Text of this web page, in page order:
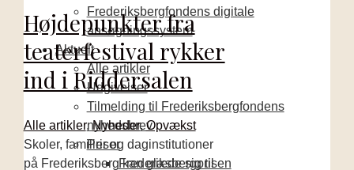
Frederiksbergfondens digitale
ansøgningssystem
Aktuelt
Alle artikler
Udgivelser
Tilmelding til Frederiksbergfondens
nyhedsbrev
Priser
Frederiksbergprisen
Højdepunkter fra
teaterfestival rykker
ind i Riddersalen
Alle artikler,Nyheder,Opvækst
Skoler, familier og daginstitutioner
på Frederiksberg kan glæde sig til